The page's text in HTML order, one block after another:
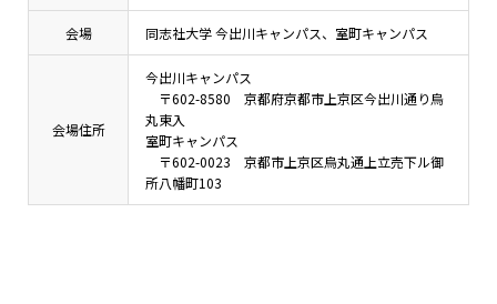
会場 同志社大学 今出川キャンパス、室町キャンパス
会場住所
今出川キャンパス
〒602-8580 京都府京都市上京区今出川通り烏
丸東入
室町キャンパス
〒602-0023 京都市上京区烏丸通上立売下ル御
所八幡町103